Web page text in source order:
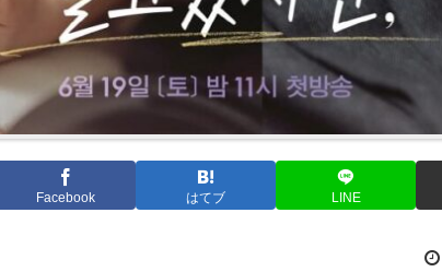
Facebook はてブ LINE